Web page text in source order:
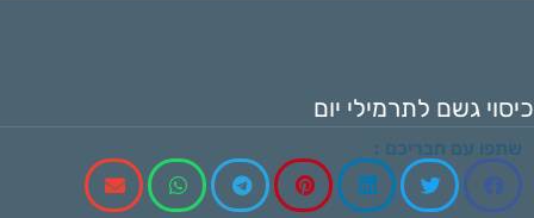
כיסוי גשם לתרמילי יום
שתפו עם חבריכם :